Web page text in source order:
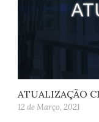
ATUALIZAÇÃO
12 de Março, 2021